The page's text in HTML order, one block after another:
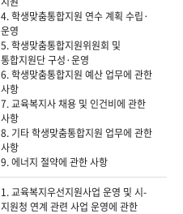
4. 학생맞춤통합지원 연수 계획 수립·
운영
5. 학생맞춤통합지원위원회 및
통합지원단 구성·운영
6. 학생맞춤통합지원 예산 업무에 관한
사항
7. 교육복지사 채용 및 인건비에 관한
사항
8. 기타 학생맞춤통합지원 업무에 관한
사항
9. 에너지 절약에 관한 사항
1. 교육복지우선지원사업 운영 및 시-
지원청 연계 관련 사업 운영에 관한